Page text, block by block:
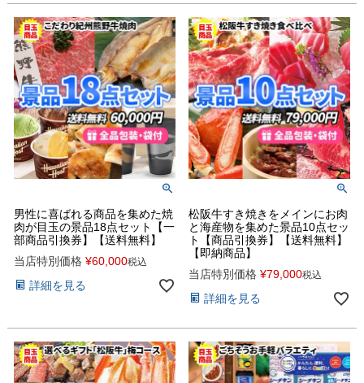
男性に喜ばれる商品を集めた焼
肉が目玉の景品18点セット【一
部商品引換券】【送料無料】
当店特別価格 ¥60,000税込
詳細を見る
松阪牛すき焼きをメインにお肉
と海産物を集めた景品10点セッ
ト【商品引換券】【送料無料】
【即納商品】
当店特別価格 ¥79,000税込
詳細を見る